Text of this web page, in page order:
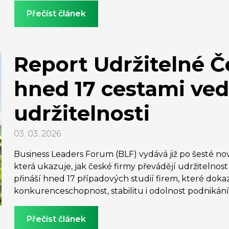
Přečíst článek
Report Udržitelné
hned 17 cestami
udržitelnosti
03. 03. 2026
Business Leaders Forum (BLF) vydává již po šesté
která ukazuje, jak české firmy převádějí
přináší hned 17 případových studií firem, které
konkurenceschopnost, stabilitu i odolnost
Přečíst článek